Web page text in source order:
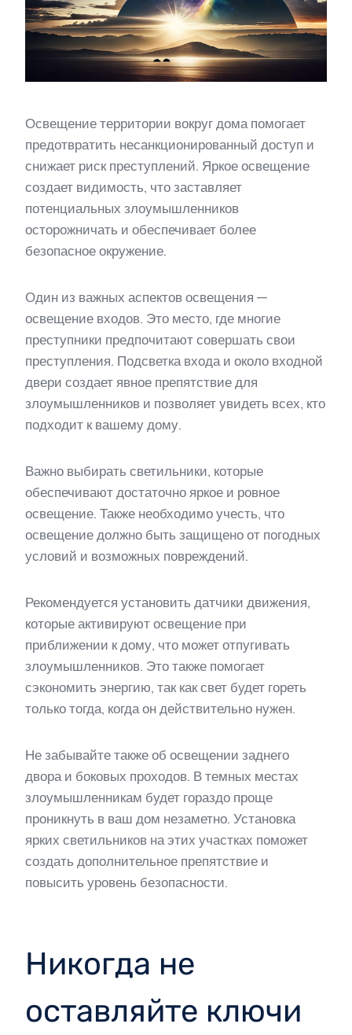
Освещение территории вокруг дома помогает
предотвратить несанкционированный доступ и
снижает риск преступлений. Яркое освещение
создает видимость, что заставляет
потенциальных злоумышленников
осторожничать и обеспечивает более
безопасное окружение.
Один из важных аспектов освещения —
освещение входов. Это место, где многие
преступники предпочитают совершать свои
преступления. Подсветка входа и около входной
двери создает явное препятствие для
злоумышленников и позволяет увидеть всех, кто
подходит к вашему дому.
Важно выбирать светильники, которые
обеспечивают достаточно яркое и ровное
освещение. Также необходимо учесть, что
освещение должно быть защищено от погодных
условий и возможных повреждений.
Рекомендуется установить датчики движения,
которые активируют освещение при
приближении к дому, что может отпугивать
злоумышленников. Это также помогает
сэкономить энергию, так как свет будет гореть
только тогда, когда он действительно нужен.
Не забывайте также об освещении заднего
двора и боковых проходов. В темных местах
злоумышленникам будет гораздо проще
проникнуть в ваш дом незаметно. Установка
ярких светильников на этих участках поможет
создать дополнительное препятствие и
повысить уровень безопасности.
Никогда не
оставляйте ключи